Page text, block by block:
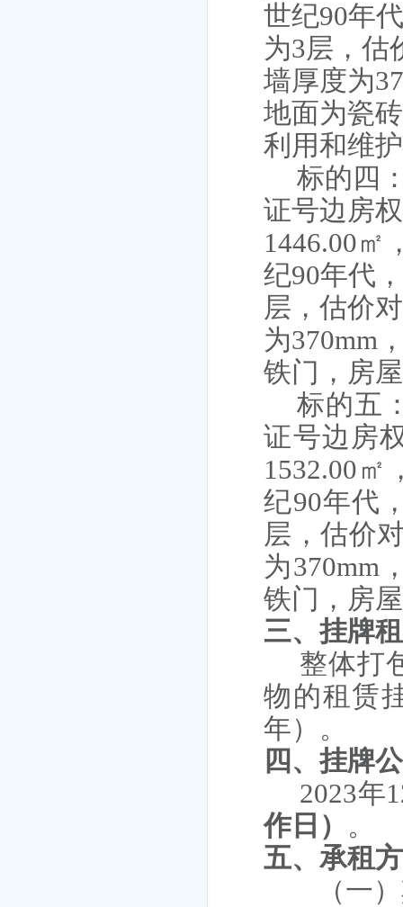
世纪90年
为3层，估
墙厚度为
地面为瓷
利用和维
标的四
证号边房
1446.00㎡
纪90年代
层，估价
为370mm
铁门，房
标的五
证号边房
1532.00㎡
纪90年代
层，估价
为370mm
铁门，房
三、挂牌
整体打
物的租赁
年）。
四、挂牌
2023年
作日） 。
五、承租
（一